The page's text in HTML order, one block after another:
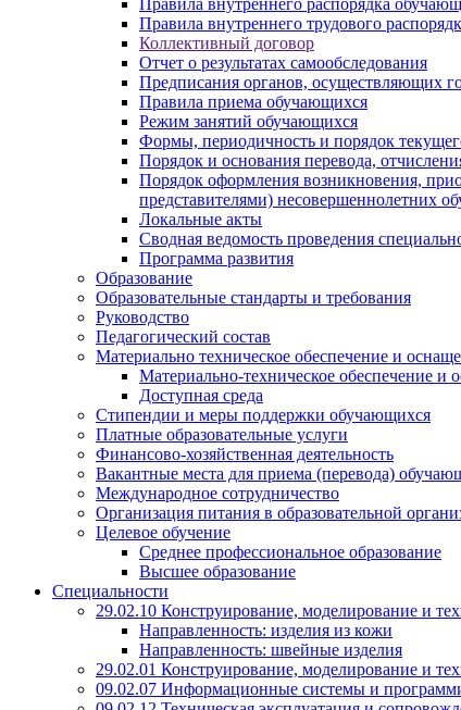
Правила внутреннего распорядка
Правила внутреннего трудового
Коллективный договор
Отчет о результатах самообследования
Предписания органов, осуществляющих
Правила приема обучающихся
Режим занятий обучающихся
Формы, периодичность и порядок
Порядок и основания перевода,
Порядок оформления возникновения,
представителями) несовершеннолетних
Локальные акты
Сводная ведомость проведения
Программа развития
Образование
Образовательные стандарты и требования
Руководство
Педагогический состав
Материально техническое обеспечение и
Материально-техническое обеспечение и
Доступная среда
Стипендии и меры поддержки обучающихся
Платные образовательные услуги
Финансово-хозяйственная деятельность
Вакантные места для приема (перевода)
Международное сотрудничество
Организация питания в образовательной
Целевое обучение
Среднее профессиональное образование
Высшее образование
Специальности
29.02.10 Конструирование, моделирование и
Направленность: изделия из кожи
Направленность: швейные изделия
29.02.01 Конструирование, моделирование и
09.02.07 Информационные системы и